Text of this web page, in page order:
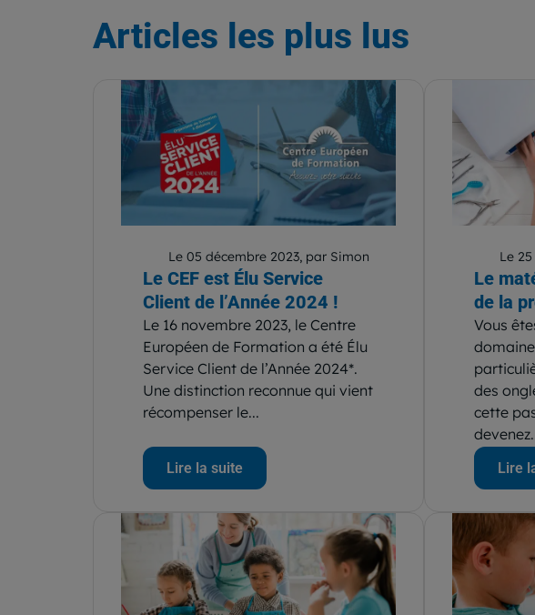
Articles les plus lus
Le 05 décembre 2023, par Simon
Le CEF est Élu Service
Client de l’Année 2024 !
Le 16 novembre 2023, le Centre
Européen de Formation a été Élu
Service Client de l’Année 2024*.
Une distinction reconnue qui vient
récompenser le...
Lire la suite
Le
Le
de la
Vous
des
cette
Lire